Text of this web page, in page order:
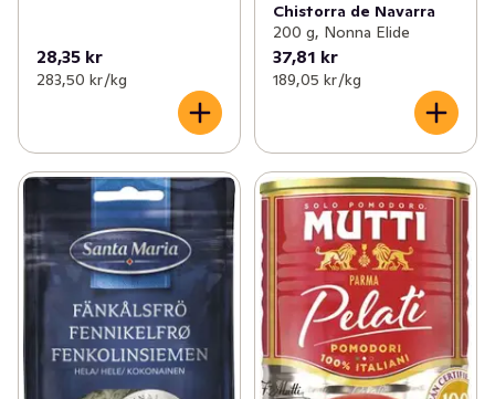
28,35 kr
283,50 kr /kg
Chistorra de Navarra
200 g, Nonna Elide
37,81 kr
189,05 kr /kg